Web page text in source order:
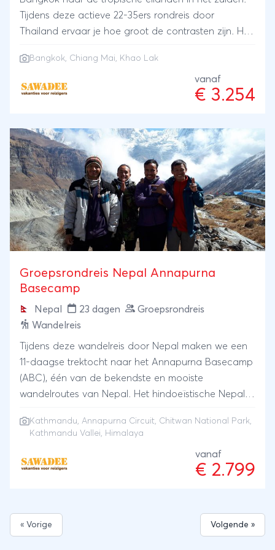
Tijdens deze actieve 22-35ers rondreis door
Thailand ervaar je hoe groot de contrasten zijn. Het
bij een bergstam, het volgende zit je met een
drankje in je hand naar de zonsondergang te kijken
op het strand van Khao Lak. Tussendoor proef je
vers streetfood op de markt. Avontuur, afwisseling
en genoeg momenten om samen te genieten.
Sawa(s)dee!
Bangkok, Chiang Mai, Khao Lak
vanaf
€ 3.254
Groepsrondreis Nepal Annapurna
Basecamp
Nepal 23 dagen
Groepsrondreis
Wandelreis
Tijdens deze wandelreis door Nepal maken we een
11-daagse trektocht naar het Annapurna Basecamp
(ABC), één van de bekendste en mooiste
wandelroutes van Nepal. Het hindoeïstische Nepal
hoogste bergtoppen ter wereld: de Mount Everest
gaan we op zoek naar de Indiase neushoorn.
Dompel je onder in de mystieke sfeer van de
heilige Saddhu's.
Kathmandu, Annapurna Circuit, Chitwan National Park,
Kathmandu Vallei, Himalaya
vanaf
€ 2.799
« Vorige Volgende »